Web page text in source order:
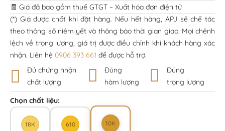
🧾 Giá đã bao gồm thuế GTGT – Xuất hóa đơn điện tử
(*) Giá được chốt khi đặt hàng. Nếu hết hàng, APJ sẽ chế tác
theo thông số niêm yết và thông báo thời gian giao. Mọi chênh
lệch về trọng lượng, giá trị được điều chỉnh khi khách hàng xác
nhận. Liên hệ 0906 393 661 để được hỗ trợ.
Đủ chứng nhận
chất lượng
Đúng
hàm lượng
Đúng
trọng lượng
Chọn chất liệu:
18K 610 10K